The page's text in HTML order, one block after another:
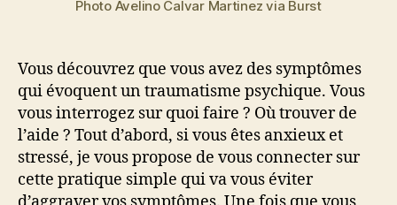
Photo Avelino Calvar Martinez via Burst
Vous découvrez que vous avez des symptômes
qui évoquent un traumatisme psychique. Vous
vous interrogez sur quoi faire ? Où trouver de
l’aide ? Tout d’abord, si vous êtes anxieux et
stressé, je vous propose de vous connecter sur
cette pratique simple qui va vous éviter